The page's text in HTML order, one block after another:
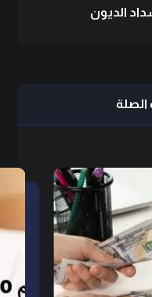
الديون
الصلة